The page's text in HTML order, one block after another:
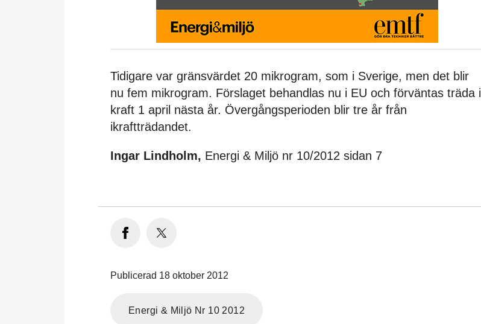
Tidigare var gränsvärdet 20 mikrogram, som i Sverige, men det blir
nu fem mikrogram. Förslaget behandlas nu i EU och förväntas träda i
kraft 1 april nästa år. Övergångsperioden blir tre år från
ikraftträdandet.
Ingar Lindholm, Energi & Miljö nr 10/2012 sidan 7
Publicerad 18 oktober 2012
Energi & Miljö Nr 10 2012